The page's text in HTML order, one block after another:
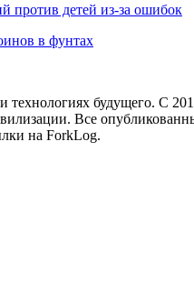
против детей из-за ошибок
в фунтах
будущего. С
Все
на ForkLog.